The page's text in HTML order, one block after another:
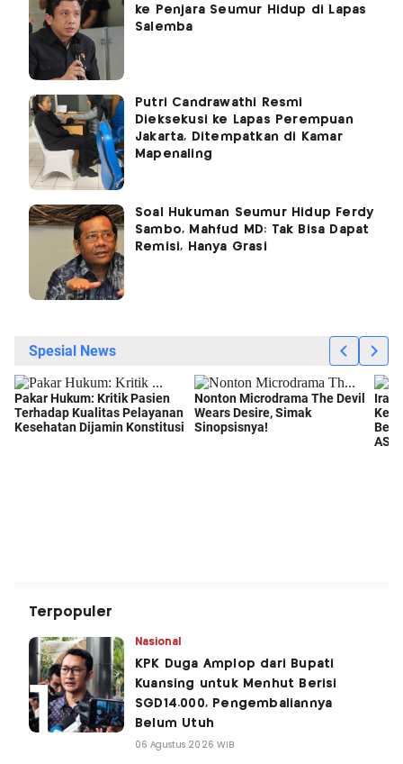
ke Penjara Seumur Hidup di Lapas
Salemba
Putri Candrawathi Resmi
Dieksekusi ke Lapas Perempuan
Jakarta, Ditempatkan di Kamar
Mapenaling
Soal Hukuman Seumur Hidup Ferdy
Sambo, Mahfud MD: Tak Bisa Dapat
Remisi, Hanya Grasi
Terpopuler
Nasional
KPK Duga Amplop dari Bupati
Kuansing untuk Menhut Berisi
SGD14.000, Pengembaliannya
Belum Utuh
06 Agustus 2026 WIB